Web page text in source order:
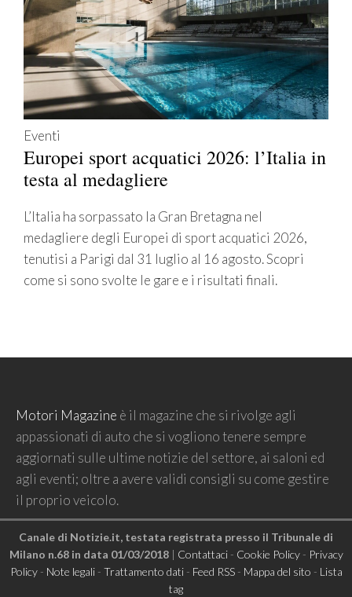
Eventi
Europei sport acquatici 2026: l’Italia in
testa al medagliere
L’Italia ha sorpassato la Gran Bretagna nel
medagliere degli Europei di sport acquatici 2026,
tenutisi a Parigi dal 31 luglio al 16 agosto. Scopri
come si sono svolte le gare e i risultati finali.
Motori Magazine è il magazine che si rivolge agli
appassionati di auto che si vogliono tenere sempre
aggiornati sulle ultime notizie del settore, ai saloni ed
agli eventi; oltre a avere validi consigli su come gestire
il proprio veicolo.
Canale di Notizie.it, testata registrata presso il Tribunale di
Milano n.68 in data 01/03/2018| Contattaci- Cookie Policy- Privacy
Policy- Note legali- Trattamento dati- Feed RSS- Mappa del sito - Lista
tag